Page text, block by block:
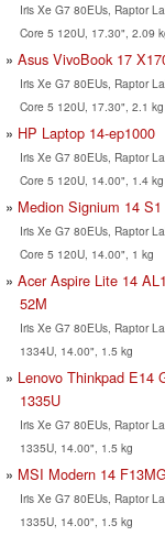
Iris Xe G7 80EUs, Raptor
Core 5 120U, 17.30", 2.09
Asus VivoBook 17
Iris Xe G7 80EUs, Raptor
Core 5 120U, 17.30", 2.1 kg
HP Laptop 14-ep1000
Iris Xe G7 80EUs, Raptor
Core 5 120U, 14.00", 1.4 kg
Medion Signium 14 S1
Iris Xe G7 80EUs, Raptor
Core 5 120U, 14.00", 1 kg
Acer Aspire Lite 14
52M
Iris Xe G7 80EUs, Raptor
1334U, 14.00", 1.5 kg
Lenovo Thinkpad E14
1335U
Iris Xe G7 80EUs, Raptor
1335U, 14.00", 1.5 kg
MSI Modern 14 F13MG
Iris Xe G7 80EUs, Raptor
1335U, 14.00", 1.5 kg